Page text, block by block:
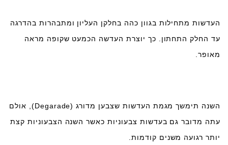
העדשות מתחילות בגוון כהה בחלקן העליון ומתבהרות בהדרגה
עד החלק התחתון. כך יוצרת העדשה הכמעט שקופה מראה
מאופר.
השנה תימשך מגמת העדשות שצבען מדורג (Degarade), אולם
עתה מדובר גם בעדשות צבעוניות כאשר השנה הצבעוניות קצת
יותר רגועה משנים קודמות.